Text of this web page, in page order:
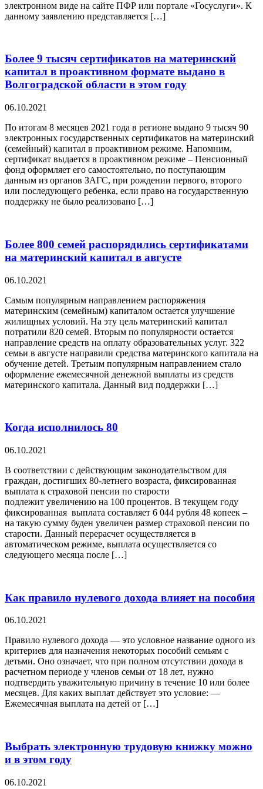
электронном виде на сайте ПФР или портале «Госуслуги». К
данному заявлению представляется […]
Более 9 тысяч сертификатов на материнский
капитал в проактивном формате выдано в
Волгоградской области в этом году
06.10.2021
По итогам 8 месяцев 2021 года в регионе выдано 9 тысяч 90
электронных государственных сертификатов на материнский
(семейный) капитал в проактивном режиме. Напомним,
сертификат выдается в проактивном режиме – Пенсионный
фонд оформляет его самостоятельно, по поступающим
данным из органов ЗАГС, при рождении первого, второго
или последующего ребенка, если право на государственную
поддержку не было реализовано […]
Более 800 семей распорядились сертификатами
на материнский капитал в августе
06.10.2021
Самым популярным направлением распоряжения
материнским (семейным) капиталом остается улучшение
жилищных условий. На эту цель материнский капитал
потратили 820 семей. Вторым по популярности остается
направление средств на оплату образовательных услуг. 322
семьи в августе направили средства материнского капитала на
обучение детей. Третьим популярным направлением стало
оформление ежемесячной денежной выплаты из средств
материнского капитала. Данный вид поддержки […]
Когда исполнилось 80
06.10.2021
В соответствии с действующим законодательством для
граждан, достигших 80-летнего возраста, фиксированная
выплата к страховой пенсии по старости
подлежит увеличению на 100 процентов. В текущем году
фиксированная выплата составляет 6 044 рубля 48 копеек –
на такую сумму буден увеличен размер страховой пенсии по
старости. Данный перерасчет осуществляется в
автоматическом режиме, выплата осуществляется со
следующего месяца после […]
Как правило нулевого дохода влияет на пособия
06.10.2021
Правило нулевого дохода — это условное название одного из
критериев для назначения некоторых пособий семьям с
детьми. Оно означает, что при полном отсутствии дохода в
расчетном периоде у членов семьи от 18 лет, нужно
подтвердить уважительную причину в течение 10 или более
месяцев. Для каких выплат действует это условие: —
Ежемесячная выплата на детей от […]
Выбрать электронную трудовую книжку можно
и в этом году
06.10.2021